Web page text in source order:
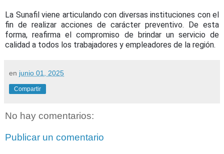
La Sunafil viene articulando con diversas instituciones con el
fin de realizar acciones de carácter preventivo. De esta
forma, reafirma el compromiso de brindar un servicio de
calidad a todos los trabajadores y empleadores de la región.
en junio 01, 2025
Compartir
No hay comentarios:
Publicar un comentario